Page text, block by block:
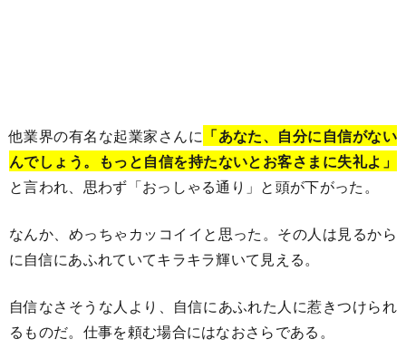
他業界の有名な起業家さんに 「あなた、自分に自信がない
んでしょう。もっと自信を持たないとお客さまに失礼よ」
と言われ、思わず「おっしゃる通り」と頭が下がった。
なんか、めっちゃカッコイイと思った。その人は見るから
に自信にあふれていてキラキラ輝いて見える。
自信なさそうな人より、自信にあふれた人に惹きつけられ
るものだ。仕事を頼む場合にはなおさらである。